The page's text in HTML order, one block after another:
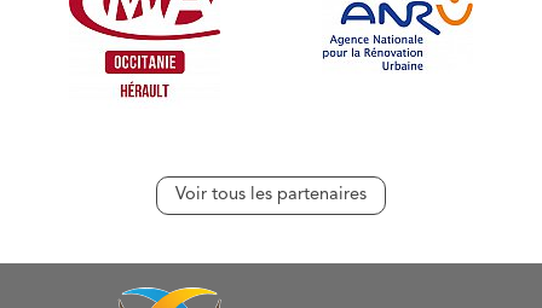
Voir tous les partenaires